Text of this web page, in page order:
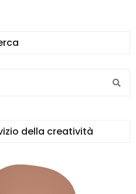
della creatività